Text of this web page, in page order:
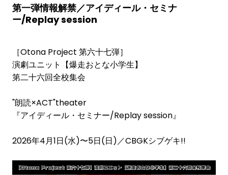
第一弾情報解禁／アイディール・セミナ
ー/Replay session
［Otona Project 第六十七弾］
演劇ユニット【爆走おとな小学生】
第二十六回全校集会
"朗読×ACT"theater
『アイディール・セミナー/Replay session』
2026年4月1日(水)〜5日(日)／CBGKシブゲキ!!